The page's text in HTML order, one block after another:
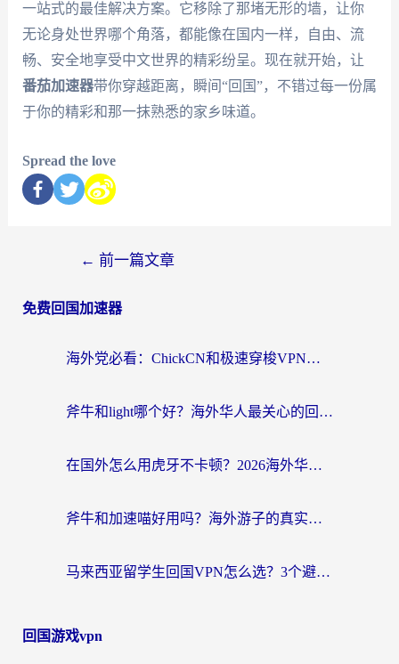
一站式的最佳解决方案。它移除了那堵无形的墙，让你
无论身处世界哪个角落，都能像在国内一样，自由、流
畅、安全地享受中文世界的精彩纷呈。现在就开始，让
番茄加速器带你穿越距离，瞬间“回国”，不错过每一份属
于你的精彩和那一抹熟悉的家乡味道。
Spread the love
← 前一篇文章
免费回国加速器
海外党必看：ChickCN和极速穿梭VPN好用吗？3招教你选对回国加速器无缝刷国内资源
斧牛和light哪个好？海外华人最关心的回国加速器选择难题，一篇讲透
在国外怎么用虎牙不卡顿？2026海外华人亲测有效的回国加速器选择指南
斧牛和加速喵好用吗？海外游子的真实选择困境
马来西亚留学生回国VPN怎么选？3个避坑点+1款实测好用的加速器推荐
回国游戏vpn